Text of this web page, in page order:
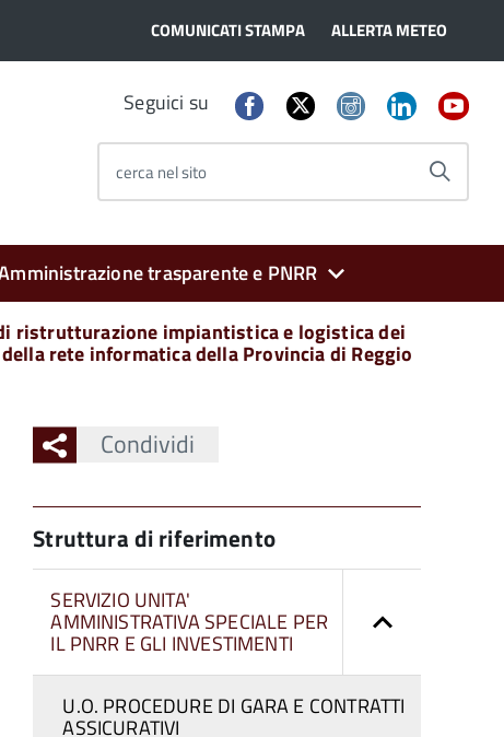
COMUNICATI STAMPA ALLERTA METEO
Seguici su
cerca nel sito
trasparente e PNRR
ristrutturazione impiantistica e logistica dei
rete informatica della Provincia di Reggio
Condividi
Struttura di riferimento
SERVIZIO UNITA'
AMMINISTRATIVA SPECIALE PER
IL PNRR E GLI INVESTIMENTI
U.O. PROCEDURE DI GARA E CONTRATTI
ASSICURATIVI